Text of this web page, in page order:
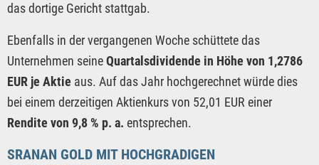
das dortige Gericht stattgab.
Ebenfalls in der vergangenen Woche schüttete das
Unternehmen seineQuartalsdividende in Höhe von 1,2786
EUR je Aktie aus. Auf das Jahr hochgerechnet würde dies
bei einem derzeitigen Aktienkurs von 52,01 EUR einer
Rendite von 9,8 % p. a. entsprechen.
SRANAN GOLD MIT HOCHGRADIGEN